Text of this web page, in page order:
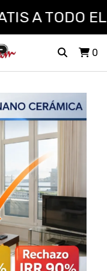
A TODO EL
0